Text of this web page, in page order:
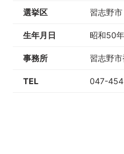
選挙区 習志野市
生年月日 昭和50
事務所 習志野
TEL 047-